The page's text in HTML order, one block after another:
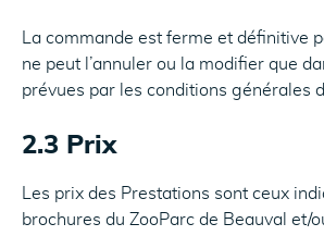
La commande est ferme et définitive
ne peut l’annuler ou la modifier que
prévues par les conditions générales
2.3 Prix
Les prix des Prestations sont ceux
brochures du ZooParc de Beauval et/